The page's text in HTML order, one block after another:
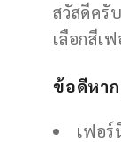
สวัสดีครั
เลือกสีเ
ข้อดีหา
เฟอ